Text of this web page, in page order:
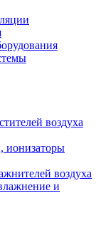
воздуха
ионизаторы
воздуха
и